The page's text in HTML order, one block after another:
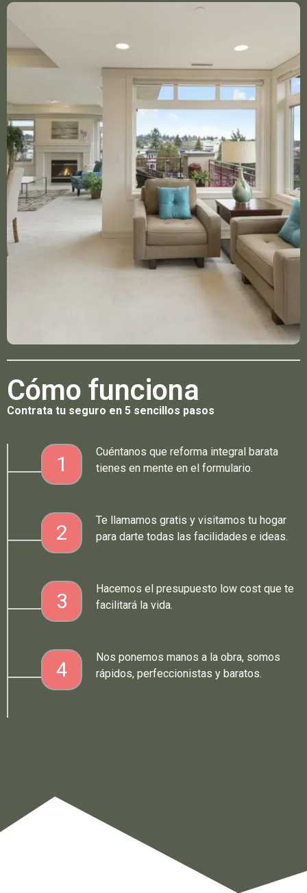
Cómo funciona
Contrata tu seguro en 5 sencillos pasos
1
Cuéntanos que reforma integral barata
tienes en mente en el formulario.
2
Te llamamos gratis y visitamos tu hogar
para darte todas las facilidades e ideas.
3
Hacemos el presupuesto low cost que te
facilitará la vida.
4
Nos ponemos manos a la obra, somos
rápidos, perfeccionistas y baratos.